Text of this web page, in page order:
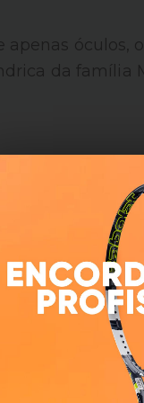
apenas óculos,
da família